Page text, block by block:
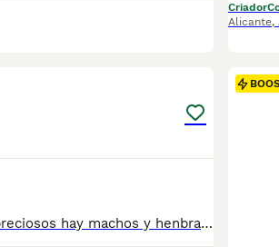
Criador
Alicante,
Se vende cachorros de pomerania preciosos hay machos y henbra se pueden ver sin conpromiso y se enviar a cualquier parte de España mas información al tlf 627925438